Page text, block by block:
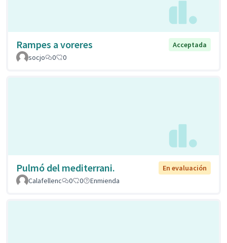
Rampes a voreres
Acceptada
socjo
0 0
Pulmó del mediterrani.
En evaluación
Calafellenc
0 0 Enmienda